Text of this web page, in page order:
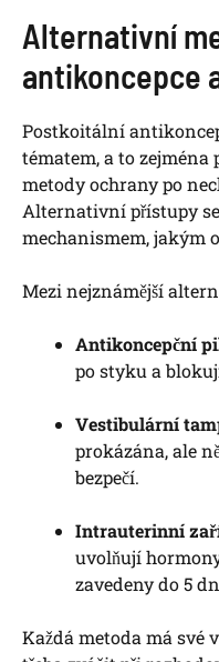
Alternativní
antikoncepce
Postkoitální
tématem, a to
metody ochrany po
Alternativní přístupy
mechanismem, jakým
Mezi nejznámější
Antikoncepční
po styku a
Vestibulární
prokázána, ale
bezpečí.
Intrauterinní
uvolňují
zavedeny do 5
Každá metoda má své